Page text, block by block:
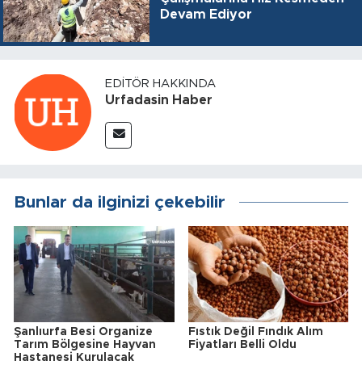
Devam Ediyor
EDITÖR HAKKINDA
Urfadasin Haber
Bunlar da ilginizi çekebilir
Şanlıurfa Besi Organize
Tarım Bölgesine Hayvan
Hastanesi Kurulacak
Fıstık Değil Fındık Alım
Fiyatları Belli Oldu